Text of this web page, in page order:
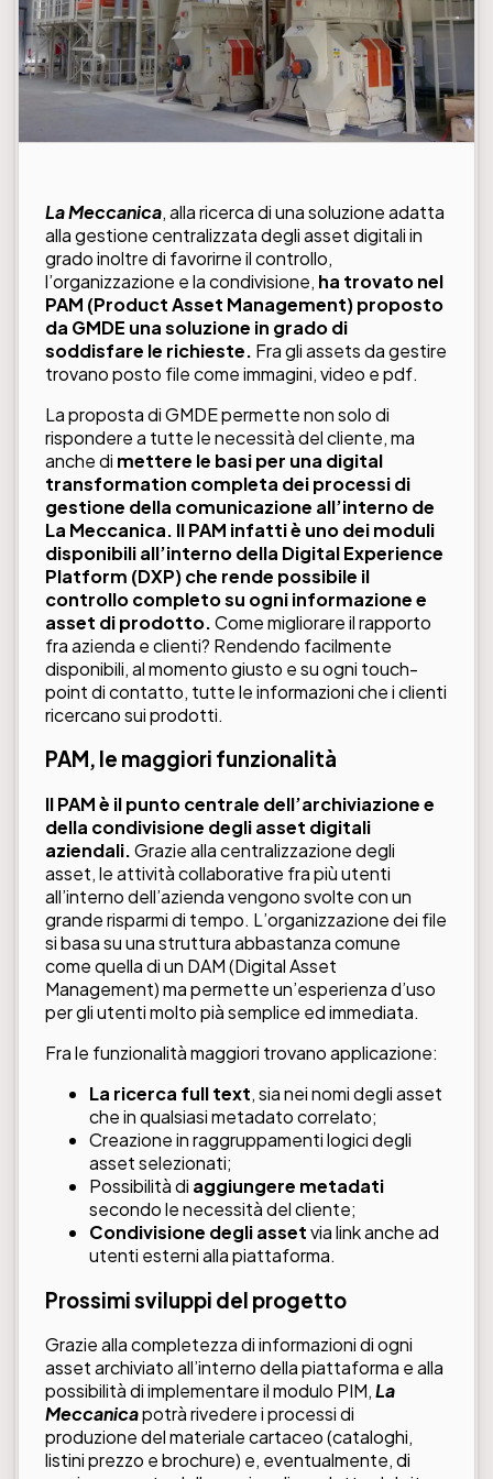
La Meccanica, alla ricerca di una soluzione adatta
alla gestione centralizzata degli asset digitali in
grado inoltre di favorirne il controllo,
l’organizzazione e la condivisione, ha trovato nel
PAM (Product Asset Management) proposto
da GMDE una soluzione in grado di
soddisfare le richieste. Fra gli assets da gestire
trovano posto file come immagini, video e pdf.
La proposta di GMDE permette non solo di
rispondere a tutte le necessità del cliente, ma
anche di mettere le basi per una digital
transformation completa dei processi di
gestione della comunicazione all’interno de
La Meccanica. Il PAM infatti è uno dei moduli
disponibili all’interno della Digital Experience
Platform (DXP) che rende possibile il
controllo completo su ogni informazione e
asset di prodotto.Come migliorare il rapporto
fra azienda e clienti? Rendendo facilmente
disponibili, al momento giusto e su ogni touch-
point di contatto, tutte le informazioni che i clienti
ricercano sui prodotti.
PAM, le maggiori funzionalità
Il PAM è il punto centrale dell’archiviazione e
della condivisione degli asset digitali
aziendali.Grazie alla centralizzazione degli
asset, le attività collaborative fra più utenti
all’interno dell’azienda vengono svolte con un
grande risparmi di tempo. L’organizzazione dei file
si basa su una struttura abbastanza comune
come quella di un DAM (Digital Asset
Management) ma permette un’esperienza d’uso
per gli utenti molto pià semplice ed immediata.
Fra le funzionalità maggiori trovano applicazione:
La ricerca full text, sia nei nomi degli asset
che in qualsiasi metadato correlato;
Creazione in raggruppamenti logici degli
asset selezionati;
Possibilità di aggiungere metadati
secondo le necessità del cliente;
Condivisione degli assetvia link anche ad
utenti esterni alla piattaforma.
Prossimi sviluppi del progetto
Grazie alla completezza di informazioni di ogni
asset archiviato all’interno della piattaforma e alla
possibilità di implementare il modulo PIM,La
Meccanicapotrà rivedere i processi di
produzione del materiale cartaceo (cataloghi,
listini prezzo e brochure) e, eventualmente, di